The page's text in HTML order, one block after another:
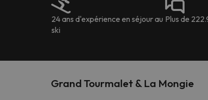
24 ans d'expérience en séjour au
ski
Plus de
Grand Tourmalet & La Mongie